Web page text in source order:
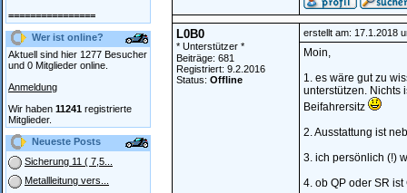
================
Wer ist online?
Aktuell sind hier 1277 Besucher
und 0 Mitglieder online.
Anmeldung
Wir haben 11241 registrierte
Mitglieder.
Neueste Posts
Sicherung 11 ( 7,5...
Metallleitung vers...
L0B0
* Unterstützer *
Beiträge: 681
Registriert: 9.2.2016
Status: Offline
erstellt am: 17.1.2018
Moin,
1. es wäre gut zu
unterstützen. Nichts
Beifahrersitz
2. Ausstattung ist
3. ich persönlich (!)
4. ob QP oder SR